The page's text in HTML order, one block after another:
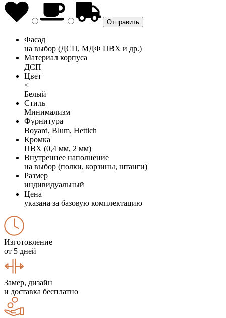
Фасад
на выбор (ДСП, МДФ ПВХ и др.)
Материал корпуса
ДСП
Цвет
<
Белый
Стиль
Минимализм
Фурнитура
Boyard, Blum, Hettich
Кромка
ПВХ (0,4 мм, 2 мм)
Внутреннее наполнение
на выбор (полки, корзины, штанги)
Размер
индивидуальный
Цена
указана за базовую комплектацию
Изготовление
от 5 дней
Замер, дизайн
и доставка бесплатно